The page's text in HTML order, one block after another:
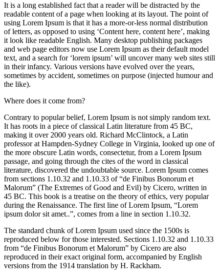
It is a long established fact that a reader will be distracted by the
readable content of a page when looking at its layout. The point of
using Lorem Ipsum is that it has a more-or-less normal distribution
of letters, as opposed to using ‘Content here, content here’, making
it look like readable English. Many desktop publishing packages
and web page editors now use Lorem Ipsum as their default model
text, and a search for ‘lorem ipsum’ will uncover many web sites still
in their infancy. Various versions have evolved over the years,
sometimes by accident, sometimes on purpose (injected humour and
the like).
Where does it come from?
Contrary to popular belief, Lorem Ipsum is not simply random text.
It has roots in a piece of classical Latin literature from 45 BC,
making it over 2000 years old. Richard McClintock, a Latin
professor at Hampden-Sydney College in Virginia, looked up one of
the more obscure Latin words, consectetur, from a Lorem Ipsum
passage, and going through the cites of the word in classical
literature, discovered the undoubtable source. Lorem Ipsum comes
from sections 1.10.32 and 1.10.33 of “de Finibus Bonorum et
Malorum” (The Extremes of Good and Evil) by Cicero, written in
45 BC. This book is a treatise on the theory of ethics, very popular
during the Renaissance. The first line of Lorem Ipsum, “Lorem
ipsum dolor sit amet..”, comes from a line in section 1.10.32.
The standard chunk of Lorem Ipsum used since the 1500s is
reproduced below for those interested. Sections 1.10.32 and 1.10.33
from “de Finibus Bonorum et Malorum” by Cicero are also
reproduced in their exact original form, accompanied by English
versions from the 1914 translation by H. Rackham.